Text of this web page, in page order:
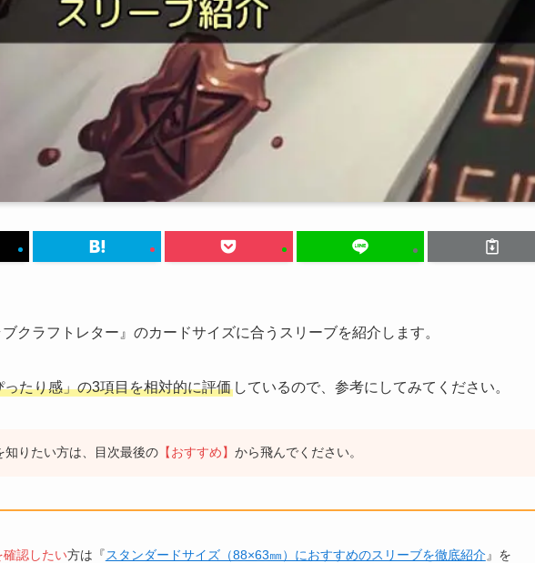
クラフトレター』のカードサイズに合うスリーブを紹介します。
たり感」の3項目を相対的に評価 しているので、参考にしてみてください。
りたい方は、目次最後の 【おすすめ】から飛んでください。
確認したい方は『スタンダードサイズ（88×63㎜）におすすめのスリーブを徹底紹介』を